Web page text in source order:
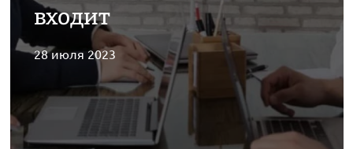
входит
28 июля 2023